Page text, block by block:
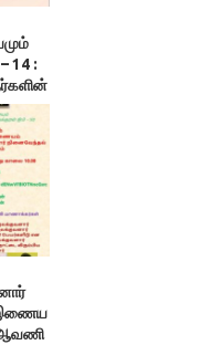
14 :
இணைய
ஆவணி